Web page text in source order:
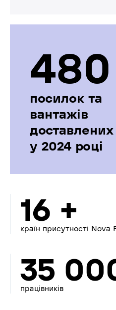
посилок та
вантажів
доставлених
у 2024 році
16 +
країн присутності Nova
35
працівників